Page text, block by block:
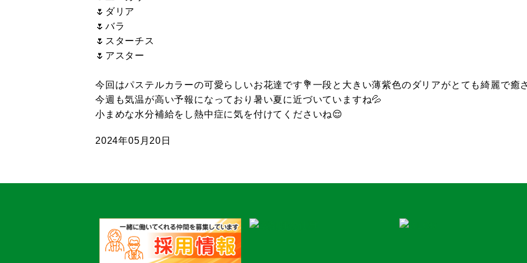
🌷ダリア
🌷バラ
🌷スターチス
🌷アスター
今回はパステルカラーの可愛らしいお花達です💐一段と大きい薄紫色のダリアがとても綺麗で癒
今週も気温が高い予報になっており暑い夏に近づいていますね💦
小まめな水分補給をし熱中症に気を付けてくださいね😌
2024年05月20日